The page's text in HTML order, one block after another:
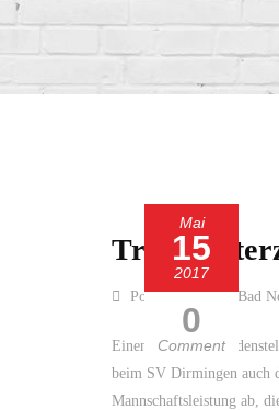
Mai
15
2017
0
Comment
Trotz
Posted by SC 13 Bad
Einen äußerst
beim SV Dirmingen auch
Mannschaftsleistung ab,